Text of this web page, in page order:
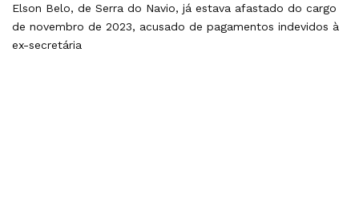
Elson Belo, de Serra do Navio, já estava afastado do cargo
de novembro de 2023, acusado de pagamentos indevidos à
ex-secretária